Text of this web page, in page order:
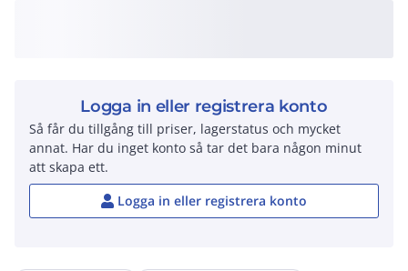
Logga in eller registrera konto
Så får du tillgång till priser, lagerstatus och mycket
annat. Har du inget konto så tar det bara någon minut
att skapa ett.
Logga in eller registrera konto